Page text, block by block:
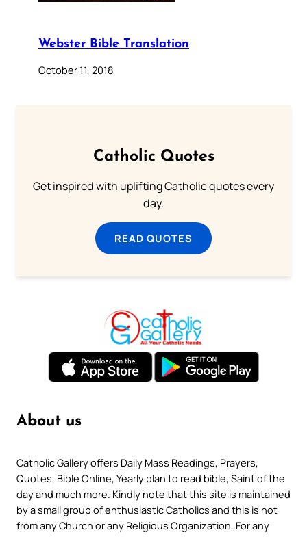
Webster Bible Translation
October 11, 2018
Catholic Quotes
Get inspired with uplifting Catholic quotes every
day.
READ QUOTES
About us
Catholic Gallery offers Daily Mass Readings, Prayers,
Quotes, Bible Online, Yearly plan to read bible, Saint of the
day and much more. Kindly note that this site is maintained
by a small group of enthusiastic Catholics and this is not
from any Church or any Religious Organization. For any